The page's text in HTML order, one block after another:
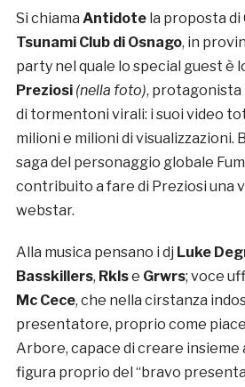
Si chiama Antidote la proposta
Tsunami Club di Osnago, in
party nel quale lo special guest è
Preziosi (nella foto), protagonista
di tormentoni virali: i suoi video
milioni e milioni di visualizzazioni.
saga del personaggio globale
contribuito a fare di Preziosi una
webstar.
Alla musica pensano i dj Luke
Basskillers, Rklse Grwrs; voce
Mc Cece, che nella cirstanza
presentatore, proprio come
Arbore, capace di creare insieme
figura proprio del “bravo